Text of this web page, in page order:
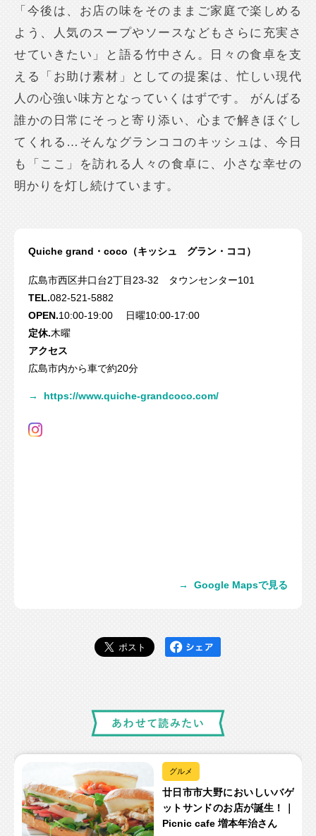
「今後は、お店の味をそのままご家庭で楽しめる
よう、人気のスープやソースなどもさらに充実さ
せていきたい」と語る竹中さん。日々の食卓を支
える「お助け素材」としての提案は、忙しい現代
人の心強い味方となっていくはずです。 がんばる
誰かの日常にそっと寄り添い、心まで解きほぐし
てくれる…そんなグランココのキッシュは、今日
も「ここ」を訪れる人々の食卓に、小さな幸せの
明かりを灯し続けています。
Quiche grand・coco（キッシュ グラン・ココ）
広島市西区井口台2丁目23-32 タウンセンター101
TEL.082-521-5882
OPEN.10:00-19:00 日曜10:00-17:00
定休.木曜
アクセス
広島市内から車で約20分
→ https://www.quiche-grandcoco.com/
→ Google Mapsで見る
グルメ
廿日市市大野においしいバゲ
ットサンドのお店が誕生！｜
Picnic cafe 増本年治さん